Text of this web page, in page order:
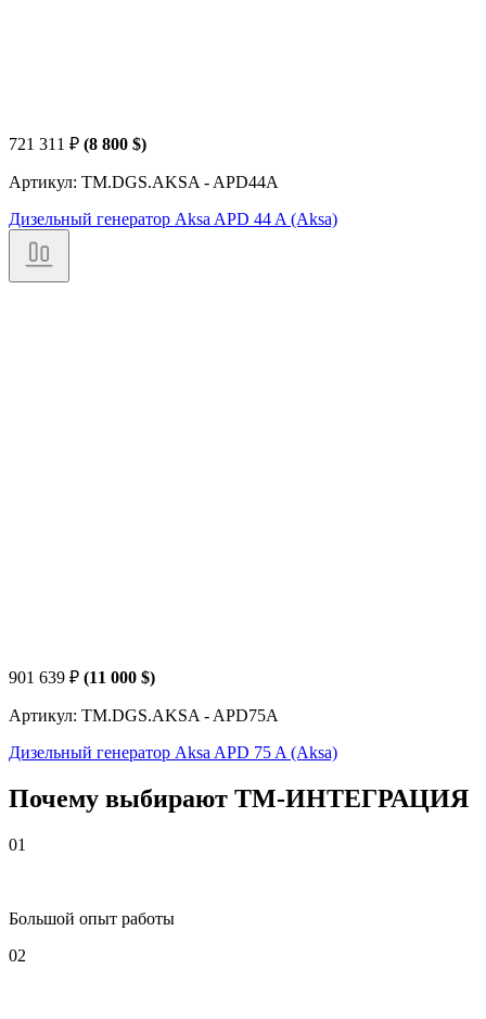
721 311 ₽ (8 800 $)
Артикул: TM.DGS.AKSA - APD44A
Дизельный генератор Aksa APD 44 A (Aksa)
901 639 ₽ (11 000 $)
Артикул: TM.DGS.AKSA - APD75A
Дизельный генератор Aksa APD 75 A (Aksa)
Почему выбирают ТМ-ИНТЕГРАЦИЯ
01
Большой опыт работы
02